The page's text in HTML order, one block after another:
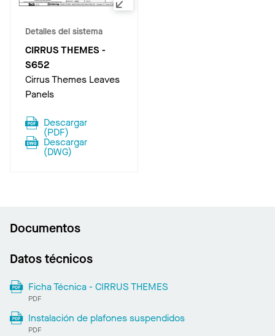
Detalles del sistema
CIRRUS THEMES -
S652
Cirrus Themes Leaves
Panels
Descargar
(PDF)
Descargar
(DWG)
Documentos
Datos técnicos
Ficha Técnica - CIRRUS THEMES
PDF
Instalación de plafones suspendidos
PDF